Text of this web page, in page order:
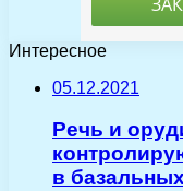
Интересное
05.12.2021
Речь и
в